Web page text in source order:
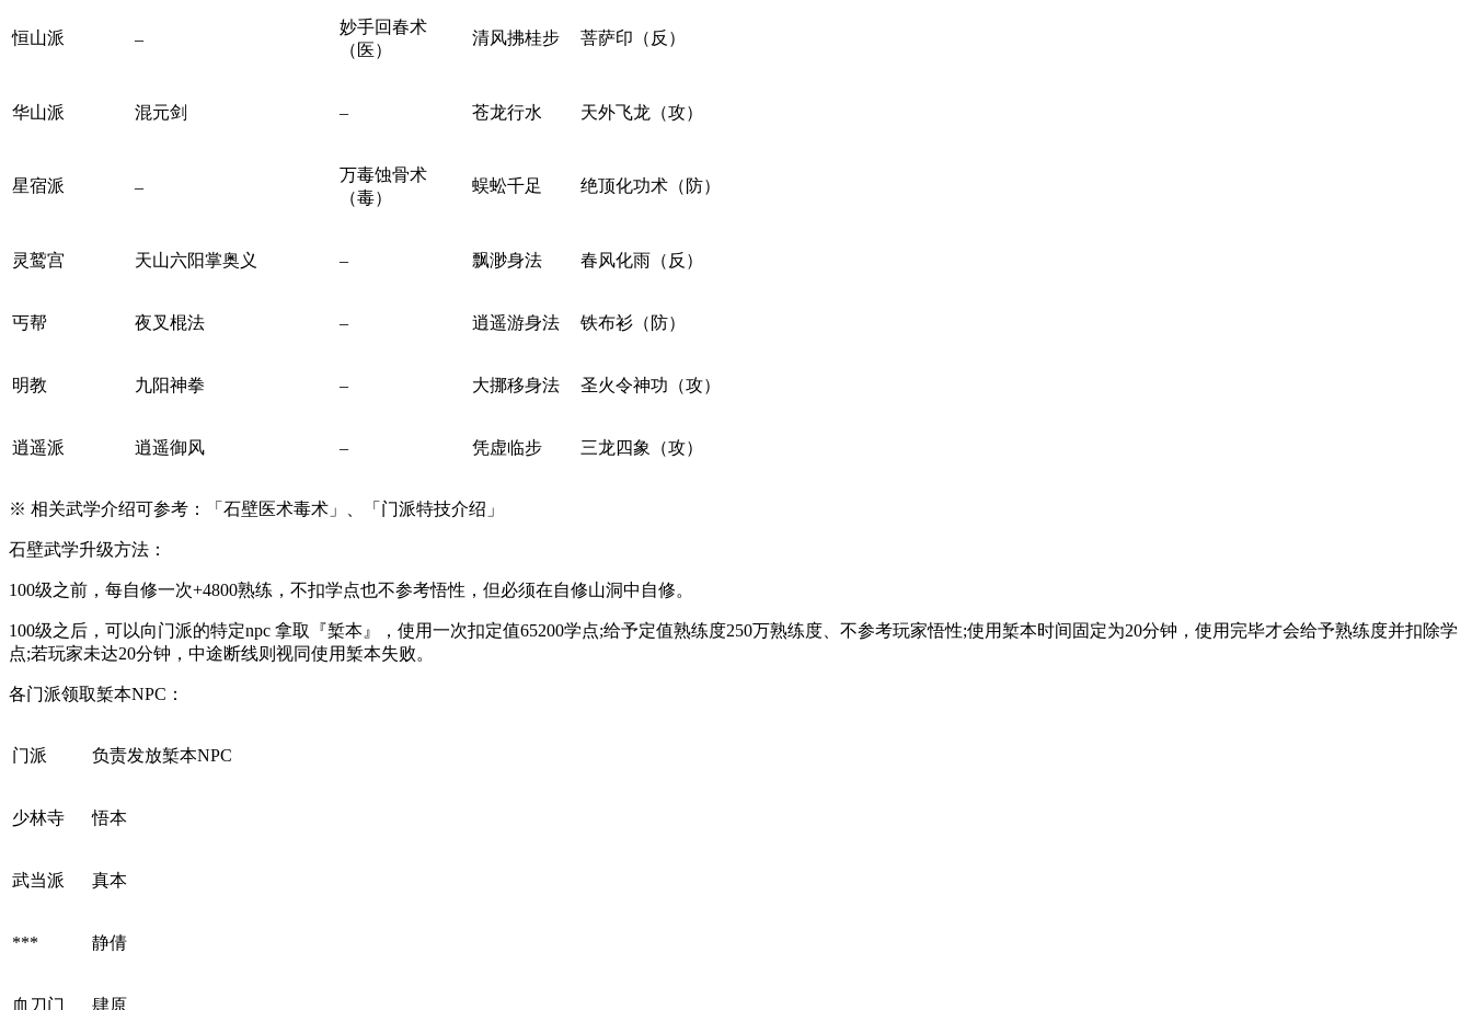
恒山派 –
妙手回春术
（医）
清风拂桂步 菩萨印（反）
华山派 混元剑 – 苍龙行水 天外飞龙（攻）
星宿派 –
万毒蚀骨术
（毒）
蜈蚣千足 绝顶化功术（防）
灵鹫宫 天山六阳掌奥义 – 飘渺身法 春风化雨（反）
丐帮 夜叉棍法 – 逍遥游身法 铁布衫（防）
明教 九阳神拳 – 大挪移身法 圣火令神功（攻）
逍遥派 逍遥御风 – 凭虚临步 三龙四象（攻）
※ 相关武学介绍可参考：「石壁医术毒术」、「门派特技介绍」
石壁武学升级方法：
100级之前，每自修一次+4800熟练，不扣学点也不参考悟性，但必须在自修山洞中自修。
100级之后，可以向门派的特定npc 拿取『椠本』，使用一次扣定值65200学点;给予定值熟练度250万熟练度、不参考玩家悟性;使用椠本时间固定为20分钟，使用完毕才会给予熟练度并扣除学
点;若玩家未达20分钟，中途断线则视同使用椠本失败。
各门派领取椠本NPC：
门派 负责发放椠本NPC
少林寺 悟本
武当派 真本
*** 静倩
血刀门 肆原